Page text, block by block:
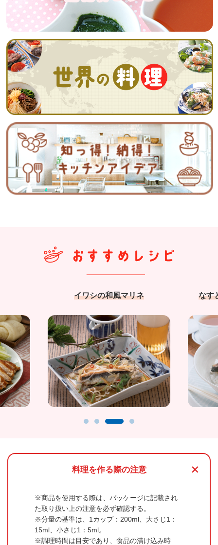
イワシの和風マリネ なす
+
料理を作る際の注意
商品を使用する際は、パッケージに記載され
た取り扱い上の注意を必ず確認する。
分量の基準は、1カップ：200ml、大さじ1：
15ml、小さじ1：5ml。
調理時間は目安であり、食品の漬け込み時